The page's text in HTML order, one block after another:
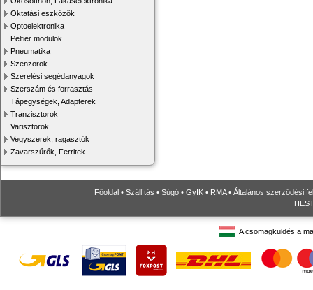
Oktatási eszközök
Optoelektronika
Peltier modulok
Pneumatika
Szenzorok
Szerelési segédanyagok
Szerszám és forrasztás
Tápegységek, Adapterek
Tranzisztorok
Varisztorok
Vegyszerek, ragasztók
Zavarszűrők, Ferritek
Főoldal • Szállítás • Súgó • GyIK • RMA• Általános szerződési
A csomagküldés a